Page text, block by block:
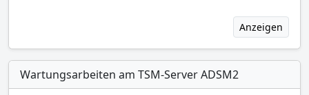
Anzeigen
Wartungsarbeiten am TSM-Server ADSM2